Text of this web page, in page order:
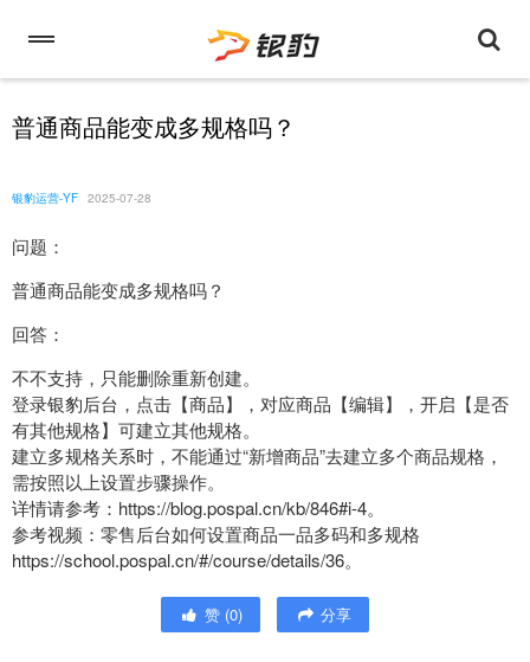
普通商品能变成多规格吗？
银豹运营-YF 2025-07-28
问题：
普通商品能变成多规格吗？
回答：
不不支持，只能删除重新创建。
登录银豹后台，点击【商品】，对应商品【编辑】，开启【是否
有其他规格】可建立其他规格。
建立多规格关系时，不能通过“新增商品”去建立多个商品规格，
需按照以上设置步骤操作。
详情请参考：https://blog.pospal.cn/kb/846#i-4。
参考视频：零售后台如何设置商品一品多码和多规格
https://school.pospal.cn/#/course/details/36。
赞 (0) 分享